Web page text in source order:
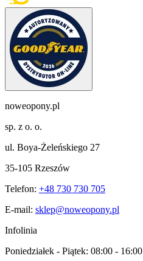
noweopony.pl
sp. z o. o.
ul. Boya-Żeleńskiego 27
35-105 Rzeszów
Telefon: +48 730 730 705
E-mail: sklep@noweopony.pl
Infolinia
Poniedziałek - Piątek: 08:00 - 16:00